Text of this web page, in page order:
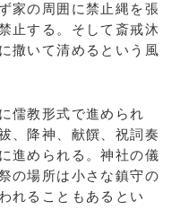
家の周囲に禁止縄を張
止する。そして斎戒沐
撒いて清めるという風
儒教形式で進められ
、降神、献饌、祝詞奏
進められる。神社の儀
の場所は小さな鎮守の
れることもあるとい